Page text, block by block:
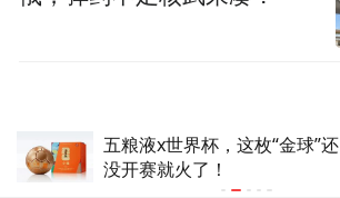
五粮液x世界杯，这枚“金球”还
没开赛就火了！